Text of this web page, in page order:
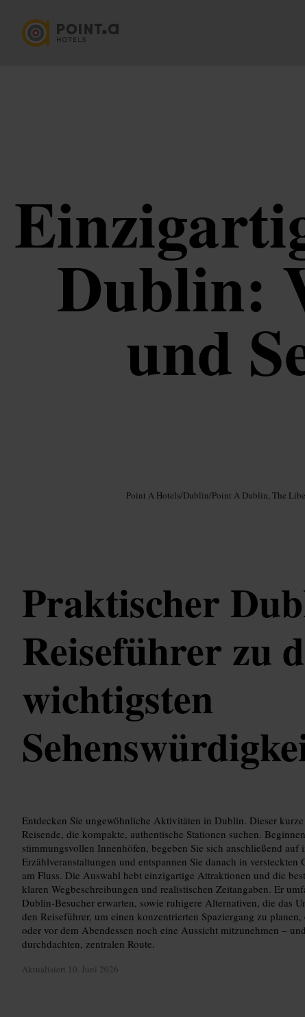
Dublin:
und
Point A Hotels/Dublin/Point A Dublin, The
Praktischer
Reiseführer zu
wichtigsten
Entdecken Sie ungewöhnliche Aktivitäten in Dublin. Dieser
Reisende, die kompakte, authentische Stationen suchen.
stimmungsvollen Innenhöfen, begeben Sie sich anschließend auf
Erzählveranstaltungen und entspannen Sie danach in versteckten
am Fluss. Die Auswahl hebt einzigartige Attraktionen und die
klaren Wegbeschreibungen und realistischen Zeitangaben. Er
Dublin-Besucher erwarten, sowie ruhigere Alternativen, die das
den Reiseführer, um einen konzentrierten Spaziergang zu
oder vor dem Abendessen noch eine Aussicht mitzunehmen –
durchdachten, zentralen Route.
Aktualisiert 10. Juni 2026